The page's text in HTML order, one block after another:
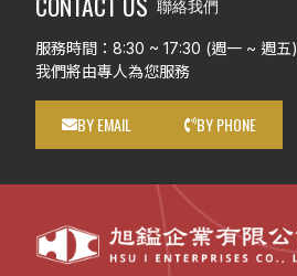
聯絡我們
服務時間：8:30 ~ 17:30 (週一 ~ 週五)
我們將由專人為您服務
BY EMAIL BY PHONE